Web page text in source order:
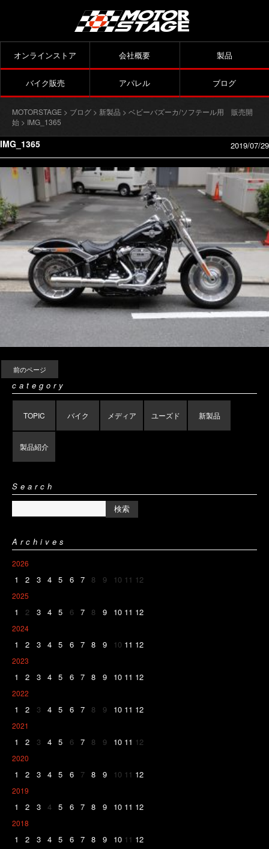
オンラインストア 会社概要 製品
バイク販売 アパレル ブログ
MOTORSTAGE > ブログ > 新製品 > ベビーバズーカ/ソフテール用 販売開
始 > IMG_1365
IMG_1365 2019/07/29
前のページ
category
TOPIC バイク メディア ユーズド 新製品
製品紹介
Search
Archives
2026
1 2 3 4 5 6 7 8 9 10 11 12
2025
1 2 3 4 5 6 7 8 9 10 11 12
2024
1 2 3 4 5 6 7 8 9 10 11 12
2023
1 2 3 4 5 6 7 8 9 10 11 12
2022
1 2 3 4 5 6 7 8 9 10 11 12
2021
1 2 3 4 5 6 7 8 9 10 11 12
2020
1 2 3 4 5 6 7 8 9 10 11 12
2019
1 2 3 4 5 6 7 8 9 10 11 12
2018
1 2 3 4 5 6 7 8 9 10 11 12